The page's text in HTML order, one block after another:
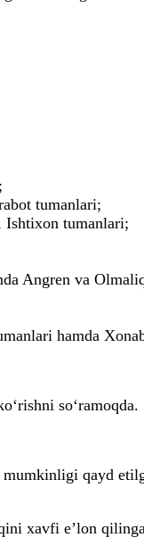
tumanlari;
Ishtixon tumanlari;
Angren va
hamda
so‘ramoqda.
mumkinligi qayd
xavfi e’lon